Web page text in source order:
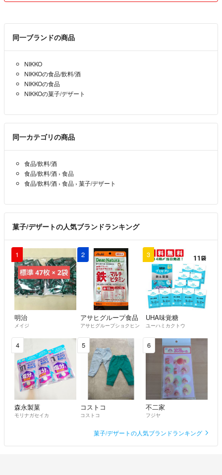
同一ブランドの商品
NIKKO
NIKKOの食品/飲料/酒
NIKKOの食品
NIKKOの菓子/デザート
同一カテゴリの商品
食品/飲料/酒
食品/飲料/酒 › 食品
食品/飲料/酒 › 食品 › 菓子/デザート
菓子/デザートの人気ブランドランキング
1
明治
メイジ
2
アサヒグループ食品
アサヒグループショクヒン
3
UHA味覚糖
ユーハミカクトウ
4
森永製菓
モリナガセイカ
5
コストコ
コストコ
6
不二家
フジヤ
菓子/デザートの人気ブランドランキング